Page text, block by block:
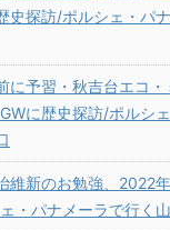
史探訪/ポルシェ・パ
に予習・秋吉台エコ・
に歴史探訪/ポルシ
維新のお勉強、2022
・パナメーラで行く